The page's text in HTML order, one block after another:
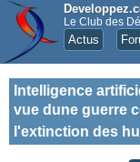
Le Club des
Actus
Intelligence
vue dune guerre
l'extinction des